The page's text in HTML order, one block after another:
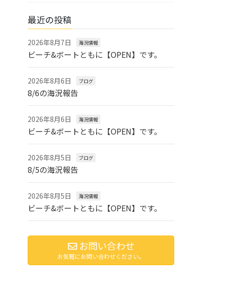
最近の投稿
2026年8月7日 海況情報
ビーチ&ボートともに【OPEN】です。
2026年8月6日 ブログ
8/6の海況報告
2026年8月6日 海況情報
ビーチ&ボートともに【OPEN】です。
2026年8月5日 ブログ
8/5の海況報告
2026年8月5日 海況情報
ビーチ&ボートともに【OPEN】です。
お問い合わせ
お気軽にお問い合わせください。